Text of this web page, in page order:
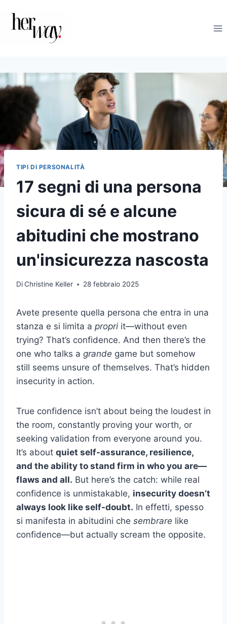
contenuto
TIPI DI PERSONALITÀ
17 segni di una persona
sicura di sé e alcune
abitudini che mostrano
un'insicurezza nascosta
DiChristine Keller 28 febbraio 2025
Avete presente quella persona che entra in una
stanza e si limita a propri it—without even
trying? That’s confidence. And then there’s the
one who talks a grande game but somehow
still seems unsure of themselves. That’s hidden
insecurity in action.
True confidence isn’t about being the loudest in
the room, constantly proving your worth, or
seeking validation from everyone around you.
It’s about quiet self-assurance, resilience,
and the ability to stand firm in who you are—
flaws and all. But here’s the catch: while real
confidence is unmistakable, insecurity doesn’t
always look like self-doubt. In effetti, spesso
si manifesta in abitudini che sembrare like
confidence—but actually scream the opposite.